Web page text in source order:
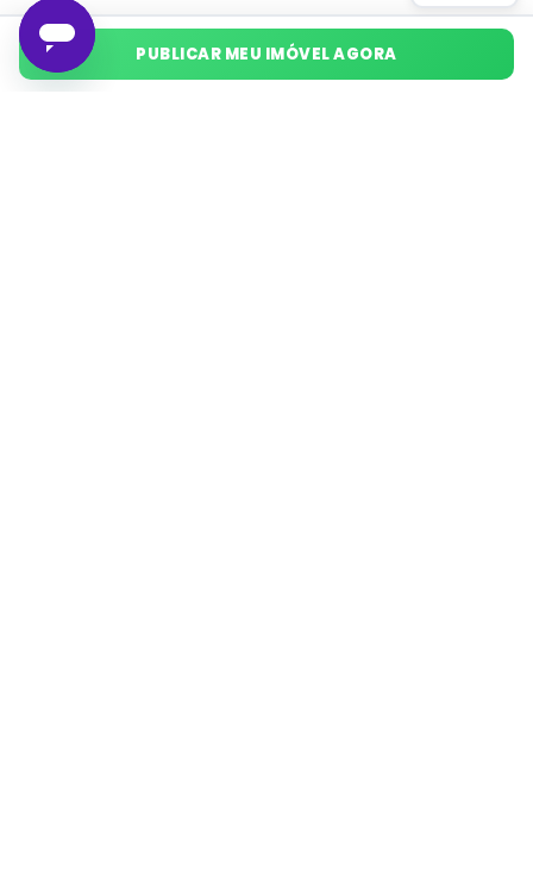
Apartamentos à venda em Curitiba
Apartamentos para alugar em Curitiba
PUBLICAR MEU IMÓVEL AGORA